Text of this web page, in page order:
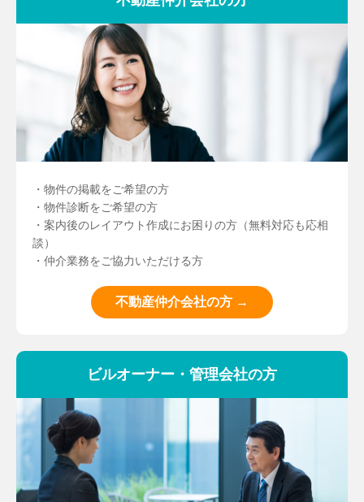
・物件の掲載をご希望の方
・物件診断をご希望の方
・案内後のレイアウト作成にお困りの方（無料対応も応相
談）
・仲介業務をご協力いただける方
不動産仲介会社の方 →
ビルオーナー・管理会社の方